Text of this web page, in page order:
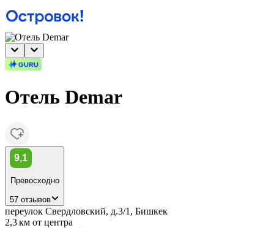
Отель Demar
9,1
Превосходно
57 отзывов
переулок Свердловский, д.3/1, Бишкек
2,3 км от центра